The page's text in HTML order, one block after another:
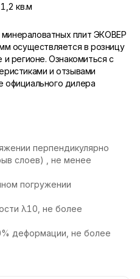
кв.м
плит ЭКОВЕР
в розницу
регионе. Ознакомиться с
и отзывами
официального дилера
перпендикулярно
слоев) , не менее
погружении
λ10, не более
деформации, не более